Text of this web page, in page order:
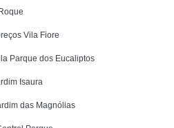
Vila Fiore
Parque dos Eucaliptos
Isaura
das Magnólias